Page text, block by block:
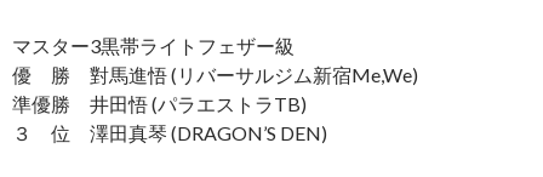
マスター3黒帯ライトフェザー級
優 勝 對馬進悟 (リバーサルジム新宿Me,We)
準優勝 井田悟 (パラエストラTB)
３ 位 澤田真琴 (DRAGON’S DEN)